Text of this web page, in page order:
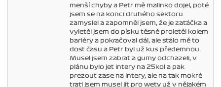
menší chyby a Petr mě malinko dojel, poté
jsem se na konci druhého sektoru
zamyslel a zapomněl jsem, že je zatáčka a
vyletěl jsem do písku těsně proletěl kolem
bariéry a pokračoval dál, ale stálo mě to
dost času a Petr byl už kus předemnou.
Musel jsem zabrat a gumy odchazeli, v
plánu bylo jet intery na 25kol a pak
prezout zase na intery, ale na tak mokré
trati jsem musel jít pro wety už v nějakém